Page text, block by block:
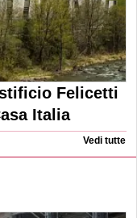
Felicetti
Italia
Vedi tutte